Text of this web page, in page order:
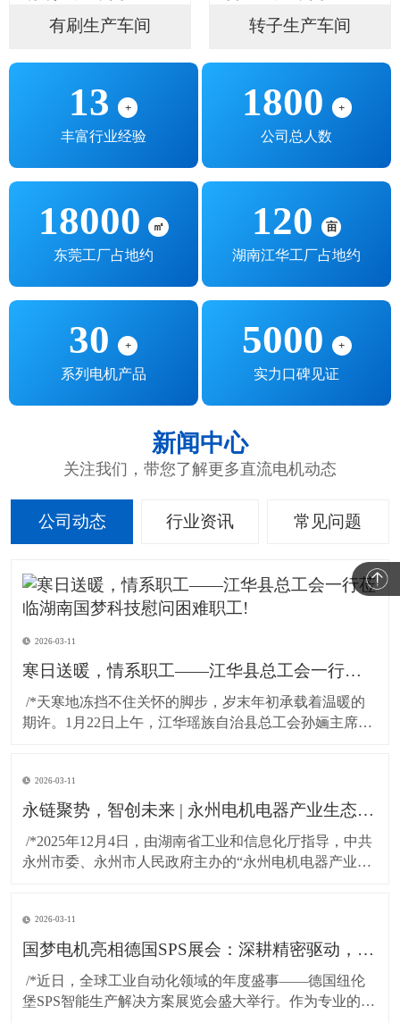
有刷生产车间 转子生产车间
13 +
丰富行业经验
1800 +
公司总人数
18000 ㎡
东莞工厂占地约
120 亩
湖南江华工厂占地约
30 +
系列电机产品
5000 +
实力口碑见证
新闻中心
关注我们，带您了解更多直流电机动态
公司动态 行业资讯 常见问题
2026-03-11
寒日送暖，情系职工——江华县总工会一行莅临湖南国梦科技慰问困难职工!
期许。1月22日上午，江华瑶族自治县总工会孙婳主席、
挂，专程到访湖南国梦科技开展慰问活动，为百余名坚
守岗位的困难职工送上精心准备的粮油物资，以
2026-03-11
永链聚势，智创未来 | 永州电机电器产业生态对接会在湖南国梦园区隆重召开！
永州市委、永州市人民政府主办的“永州电机电器产业生
图”为主题，汇聚了政府领导、行业专家与产业链伙伴，
共商发展大计，共谋协同未来。*
2026-03-11
国梦电机亮相德国SPS展会：深耕精密驱动，连接全球智造！
堡SPS智能生产解决方案展览会盛大举行。作为专业的无